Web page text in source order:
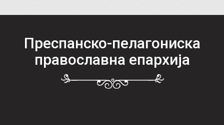
Преспанско-пелагониска
православна епархија